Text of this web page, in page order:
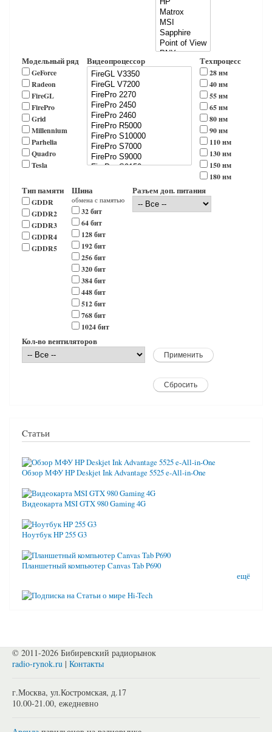
Модельный ряд
GeForce
Radeon
FireGL
FirePro
Grid
Millennium
Parhelia
Quadro
Tesla
Видеопроцессор Техпроцесс
28 нм
40 нм
55 нм
65 нм
80 нм
90 нм
110 нм
130 нм
150 нм
180 нм
Тип памяти
GDDR
GDDR2
GDDR3
GDDR4
GDDR5
Шина
обмена с памятью
32 бит
64 бит
128 бит
192 бит
256 бит
320 бит
384 бит
448 бит
512 бит
768 бит
1024 бит
Разъем доп. питания
Кол-во вентиляторов
Cтатьи
Обзор МФУ HP Deskjet Ink Advantage 5525 e-All-in-One
Видеокарта MSI GTX 980 Gaming 4G
Ноутбук HP 255 G3
Планшетный компьютер Canvas Tab P690
ещё
© 2011-2026 Бибиревский радиорынок
radio-rynok.ru | Контакты
г.Москва, ул.Костромская, д.17
10.00-21.00, ежедневно